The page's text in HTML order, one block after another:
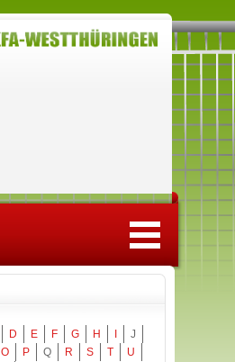
D E F G H
J
O P Q R S T
U